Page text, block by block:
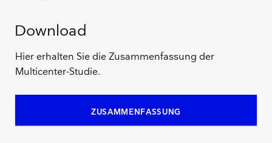
Download
Hier erhalten Sie die Zusammenfassung der
Multicenter-Studie.
ZUSAMMENFASSUNG